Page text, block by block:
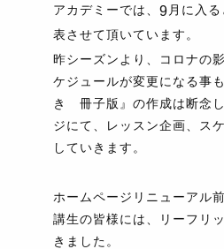
アカデミーでは、9 月に入
表させて頂いています。
昨シーズンより、コロナの
ケジュールが変更になる事
き 冊子版』の作成は断念
ジにて、レッスン企画、ス
していきます。
ホームページリニューアル
講生の皆様には、リーフリ
きました。